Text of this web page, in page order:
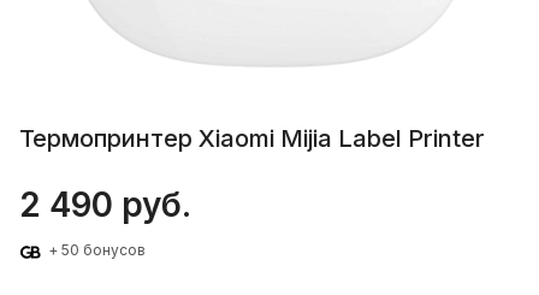
Термопринтер Xiaomi Mijia Label Printer
2 490 руб.
+ 50 бонусов